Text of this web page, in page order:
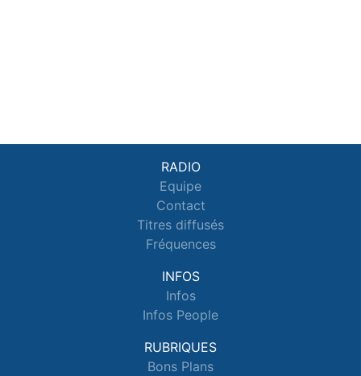
RADIO
Equipe
Contact
Titres diffusés
Fréquences
INFOS
Infos
Infos People
RUBRIQUES
Bons Plans